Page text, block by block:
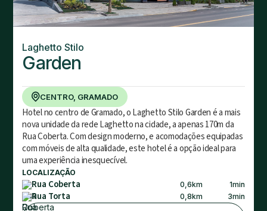
Laghetto Stilo
Garden
CENTRO, GRAMADO
Hotel no centro de Gramado, o Laghetto Stilo Garden é a mais
nova unidade da rede Laghetto na cidade, a apenas 170m da
Rua Coberta. Com design moderno, e acomodações equipadas
com móveis de alta qualidade, este hotel é a opção ideal para
uma experiência inesquecível.
LOCALIZAÇÃO
Rua Coberta 0,6km 1min
Rua Torta 0,8km 3min